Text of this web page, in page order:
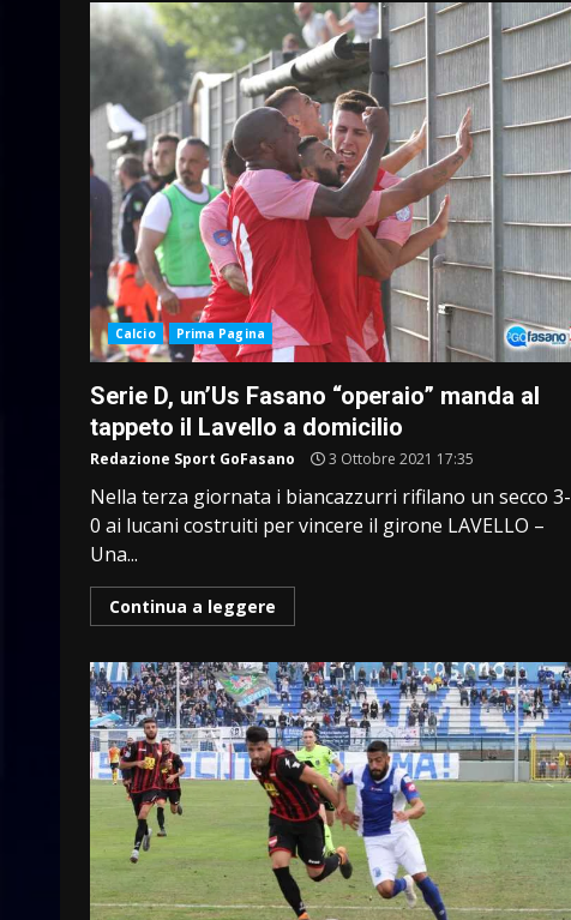
Calcio Prima Pagina
Serie D, un’Us Fasano “operaio” manda al
tappeto il Lavello a domicilio
Redazione Sport GoFasano 3 Ottobre 2021 17:35
Nella terza giornata i biancazzurri rifilano un secco 3-
0 ai lucani costruiti per vincere il girone LAVELLO –
Una...
Continua a leggere